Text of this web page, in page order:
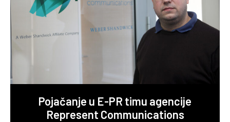
Pojačanje u E-PR timu agencije
Represent Communications